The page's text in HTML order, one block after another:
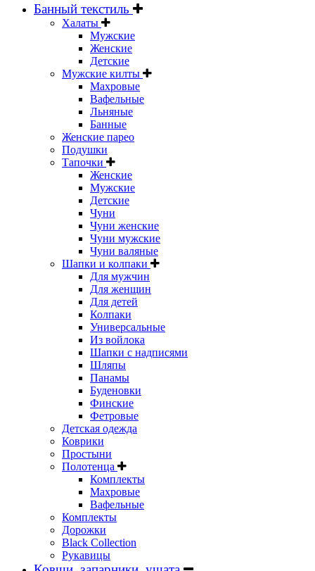
Банный текстиль
Халаты
Мужские
Женские
Детские
Мужские килты
Махровые
Вафельные
Льняные
Банные
Женские парео
Подушки
Тапочки
Женские
Мужские
Детские
Чуни
Чуни женские
Чуни мужские
Чуни валяные
Шапки и колпаки
Для мужчин
Для женщин
Для детей
Колпаки
Универсальные
Из войлока
Шапки с надписями
Шляпы
Панамы
Буденовки
Финские
Фетровые
Детская одежда
Коврики
Простыни
Полотенца
Комплекты
Махровые
Вафельные
Комплекты
Дорожки
Black Collection
Рукавицы